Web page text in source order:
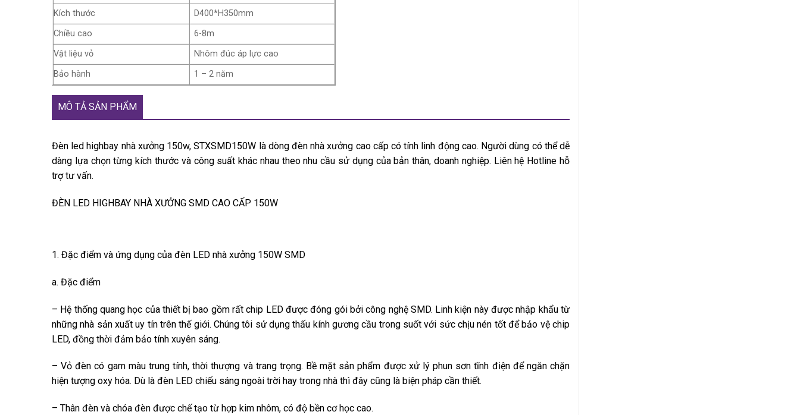
Kích thước
D400*H350mm
Chiều cao
6-8m
Vật liệu vỏ
Nhôm đúc áp lực cao
Bảo hành
1 – 2 năm
MÔ TẢ SẢN PHẨM
Đèn led highbay nhà xưởng 150w, STXSMD150W là dòng đèn nhà xưởng cao cấp có tính linh động cao. Người dùng có thể dễ
dàng lựa chọn từng kích thước và công suất khác nhau theo nhu cầu sử dụng của bản thân, doanh nghiệp. Liên hệ Hotline hỗ
trợ tư vấn.
ĐÈN LED HIGHBAY NHÀ XƯỞNG SMD CAO CẤP 150W
1. Đặc điểm và ứng dụng của đèn LED nhà xưởng 150W SMD
a. Đặc điểm
– Hệ thống quang học của thiết bị bao gồm rất chip LED được đóng gói bởi công nghệ SMD. Linh kiện này được nhập khẩu từ
những nhà sản xuất uy tín trên thế giới. Chúng tôi sử dụng thấu kính gương cầu trong suốt với sức chịu nén tốt để bảo vệ chip
LED, đồng thời đảm bảo tính xuyên sáng.
– Vỏ đèn có gam màu trung tính, thời thượng và trang trọng. Bề mặt sản phẩm được xử lý phun sơn tĩnh điện để ngăn chặn
hiện tượng oxy hóa. Dù là đèn LED chiếu sáng ngoài trời hay trong nhà thì đây cũng là biện pháp cần thiết.
– Thân đèn và chóa đèn được chế tạo từ hợp kim nhôm, có độ bền cơ học cao.